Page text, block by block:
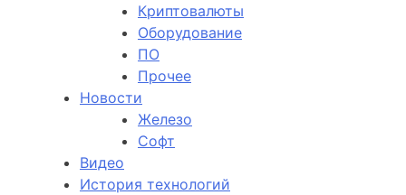
Криптовалюты
Оборудование
ПО
Прочее
Новости
Железо
Софт
Видео
История технологий